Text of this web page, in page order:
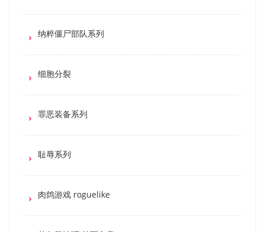
纳粹僵尸部队系列
细胞分裂
罪恶装备系列
耻辱系列
肉鸽游戏 roguelike